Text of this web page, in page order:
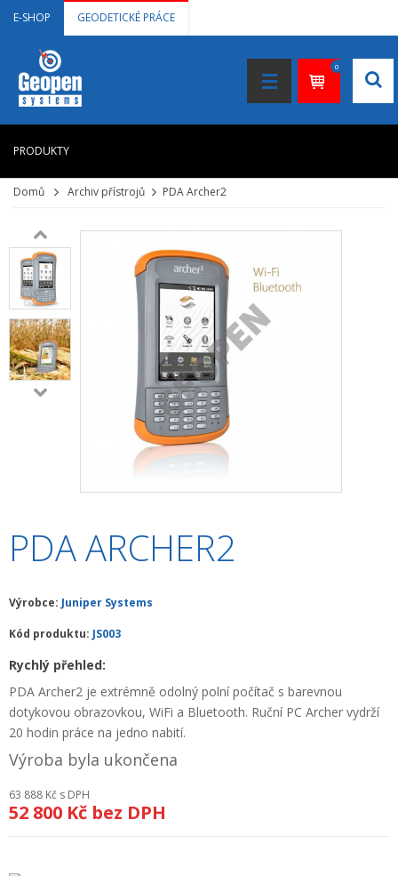
E-SHOP GEODETICKÉ PRÁCE
0
PRODUKTY
HOME
LASEROVÉ DÁLKOMĚRY
NIVELAČNÍ PŘÍSTROJE
STAVEBNÍ LASERY
DOKUMENTACE VE 3D
GNSS, GPS MĚŘENÍ
ODOLNÉ RUČNÍ POČÍTAČE A TABLETY
OSTATNÍ STAVEBNÍ MĚŘIDLA
MĚŘICKÉ POMŮCKY A PŘÍSLUŠENSTVÍ
ARCHIV PŘÍSTROJŮ
+
PŘÍSLUŠENSTVÍ K PŘÍSTROJŮM
MĚŘÍCÍ PŘÍSTROJE SE SLEVOU
GEODETICKÝ A CAD SOFTWARE
Domů Archiv přístrojů PDA Archer2
PDA ARCHER2
Výrobce: Juniper Systems
Kód produktu: JS003
Rychlý přehled:
PDA Archer2 je extrémně odolný polní počítač s barevnou
dotykovou obrazovkou, WiFi a Bluetooth. Ruční PC Archer vydrží
20 hodin práce na jedno nabití.
Výroba byla ukončena
63 888 Kč s DPH
52 800 Kč bez DPH